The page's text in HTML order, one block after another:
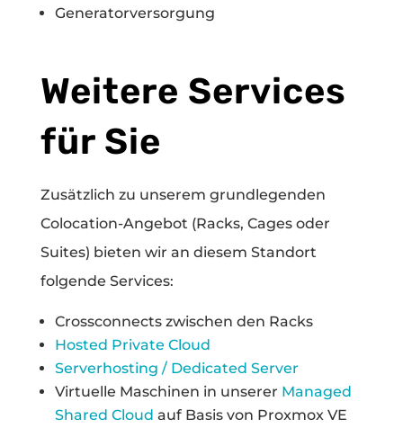
Generatorversorgung
Weitere Services
für Sie
Zusätzlich zu unserem grundlegenden
Colocation-Angebot (Racks, Cages oder
Suites) bieten wir an diesem Standort
folgende Services:
Crossconnects zwischen den Racks
Hosted Private Cloud
Serverhosting / Dedicated Server
Virtuelle Maschinen in unserer Managed
Shared Cloud auf Basis von Proxmox VE